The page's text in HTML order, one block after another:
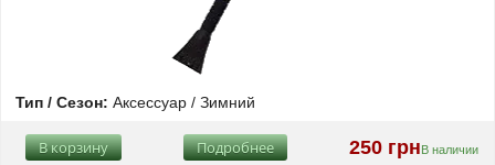
Тип / Сезон: Аксессуар / Зимний
250 грнВ наличии
Подробнее
В корзину